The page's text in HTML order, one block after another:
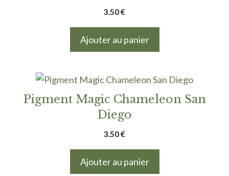
3.50€
Ajouter au panier
Pigment Magic Chameleon San
Diego
3.50€
Ajouter au panier